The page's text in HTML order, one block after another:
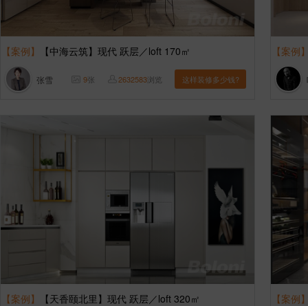
【案例】 【中海云筑】现代 跃层／loft 170㎡
张雪 9张 2632583浏览 这样装修多少钱?
【案例
【案例】 【天香颐北里】现代 跃层／loft 320㎡ 【案例